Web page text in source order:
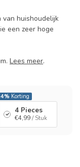
huishoudelijk
een zeer hoge
Lees meer.
4% Korting
4 Pieces
€4,99/ Stuk